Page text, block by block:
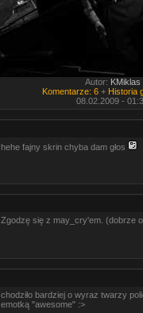
Autor: KMiklas
Komentarze: 6 + Historia
08.02.2009 -
hehe fajny skrin chyba dam głos
Zgodzę się z may_cry'em. (dobrze
chodziło bardziej o wyraz twarzy
emotką "awesome" :>